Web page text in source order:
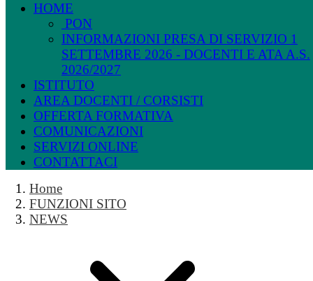
HOME
PON
INFORMAZIONI PRESA DI SERVIZIO 1
SETTEMBRE 2026 - DOCENTI E ATA A.S.
2026/2027
ISTITUTO
AREA DOCENTI / CORSISTI
OFFERTA FORMATIVA
COMUNICAZIONI
SERVIZI ONLINE
CONTATTACI
Home
FUNZIONI SITO
NEWS